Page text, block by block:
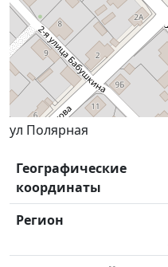
ул Полярная
Географические
координаты
Регион